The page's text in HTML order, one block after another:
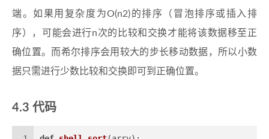
端。如果用复杂度为O(n2)的排序（冒泡排序或插入排
序），可能会进行n次的比较和交换才能将该数据移至正
确位置。而希尔排序会用较大的步长移动数据，所以小数
据只需进行少数比较和交换即可到正确位置。
代码